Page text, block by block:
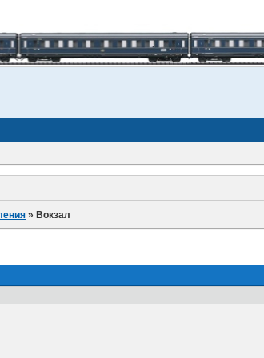
»Вокзал